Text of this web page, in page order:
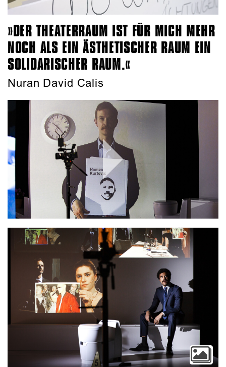
DER THEATERRAUM IST FÜR MICH MEHR
NOCH ALS EIN ÄSTHETISCHER RAUM EIN
SOLIDARISCHER RAUM.
Nuran David Calis
Play
Video